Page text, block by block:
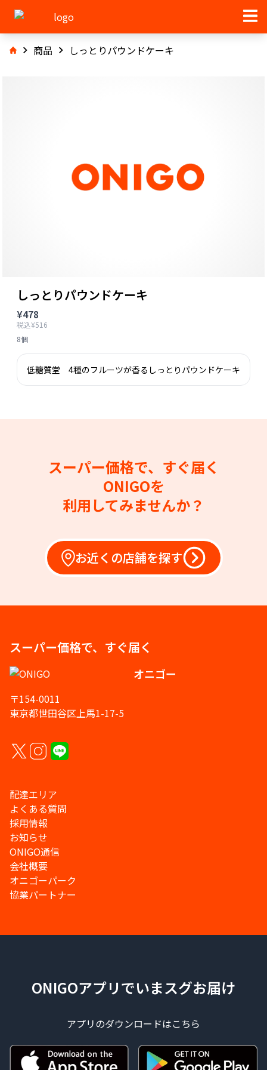
商品 しっとりパウンドケーキ
しっとりパウンドケーキ
¥478
税込¥516
8個
低糖質堂 4種のフルーツが香るしっとりパウンドケーキ
スーパー価格で、すぐ届く
ONIGOを
利用してみませんか？
お近くの店舗を探す
スーパー価格で、すぐ届く
オニゴー
〒154-0011
東京都世田谷区上馬1-17-5
配達エリア
よくある質問
採用情報
お知らせ
ONIGO通信
会社概要
オニゴーパーク
協業パートナー
ONIGOアプリでいまスグお届け
アプリのダウンロードはこちら